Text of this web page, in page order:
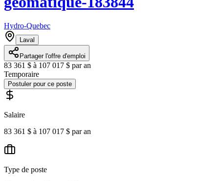
Hydro-Quebec
Laval
Partager l'offre d'emploi
83 361 $ à 107 017 $ par an
Temporaire
Postuler pour ce poste
Salaire
83 361 $ à 107 017 $ par an
Type de poste